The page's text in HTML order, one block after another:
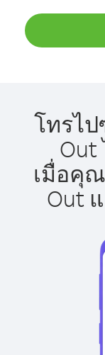
โทรไ
Out
เมื่อคุ
Out